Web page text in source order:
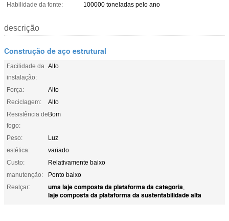
Habilidade da fonte:
100000 toneladas pelo ano
descrição
Construção de aço estrutural
Facilidade da
instalação:
Alto
Força:
Alto
Reciclagem:
Alto
Resistência de
fogo:
Bom
Peso:
Luz
estética:
variado
Custo:
Relativamente baixo
manutenção:
Ponto baixo
Realçar:
uma laje composta da plataforma da categoria,
laje composta da plataforma da sustentabilidade alta